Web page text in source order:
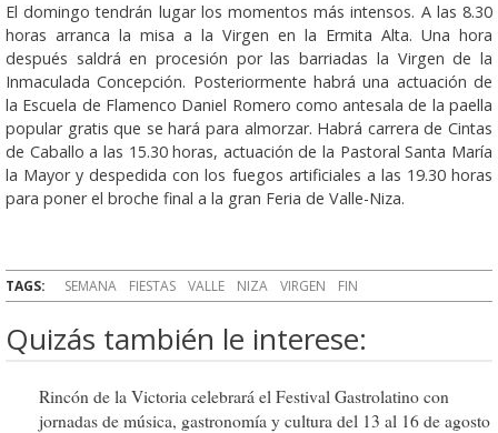
El domingo tendrán lugar los momentos más intensos. A las 8.30
horas arranca la misa a la Virgen en la Ermita Alta. Una hora
después saldrá en procesión por las barriadas la Virgen de la
Inmaculada Concepción. Posteriormente habrá una actuación de
la Escuela de Flamenco Daniel Romero como antesala de la paella
popular gratis que se hará para almorzar. Habrá carrera de Cintas
de Caballo a las 15.30 horas, actuación de la Pastoral Santa María
la Mayor y despedida con los fuegos artificiales a las 19.30 horas
para poner el broche final a la gran Feria de Valle-Niza.
TAGS: SEMANA FIESTAS VALLE NIZA VIRGEN FIN
Quizás también le interese:
Rincón de la Victoria celebrará el Festival Gastrolatino con
jornadas de música, gastronomía y cultura del 13 al 16 de agosto